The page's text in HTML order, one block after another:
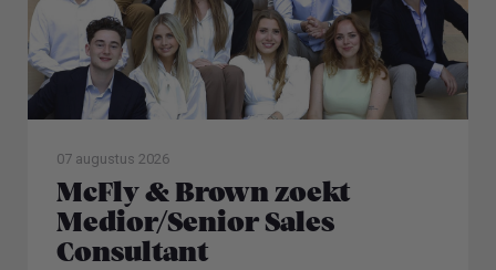
07 augustus 2026
McFly & Brown zoekt
Medior/Senior Sales
Consultant